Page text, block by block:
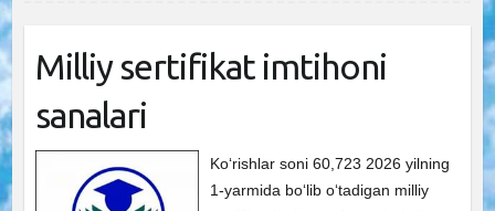
Milliy sertifikat imtihoni
sanalari
Ko‘rishlar soni 60,723 2026 yilning
1-yarmida bo‘lib o‘tadigan milliy